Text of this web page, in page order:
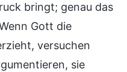
bringt; genau das
Gott die
versuchen
sie